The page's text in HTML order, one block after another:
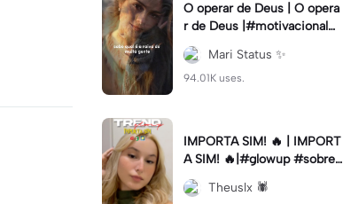
O operar de Deus | O opera
r de Deus |#motivacional#
deus#cristao#fe#viral
Mari Status ✨️
94.01K uses.
IMPORTA SIM! 🔥 | IMPORT
A SIM! 🔥|#glowup #sobre
mim #viralcut #importasi
m ✨ Theuslx 🕷️